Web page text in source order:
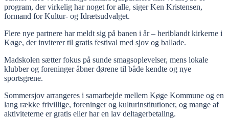
program, der virkelig har noget for alle, siger Ken Kristensen,
formand for Kultur- og Idrætsudvalget.
Flere nye partnere har meldt sig på banen i år – heriblandt kirkerne i
Køge, der inviterer til gratis festival med sjov og ballade.
Madskolen sætter fokus på sunde smagsoplevelser, mens lokale
klubber og foreninger åbner dørene til både kendte og nye
sportsgrene.
Sommersjov arrangeres i samarbejde mellem Køge Kommune og en
lang række frivillige, foreninger og kulturinstitutioner, og mange af
aktiviteterne er gratis eller har en lav deltagerbetaling.